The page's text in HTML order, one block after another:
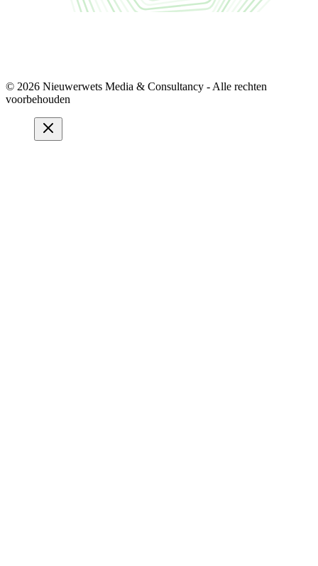
© 2026 Nieuwerwets Media & Consultancy - Alle rechten
voorbehouden